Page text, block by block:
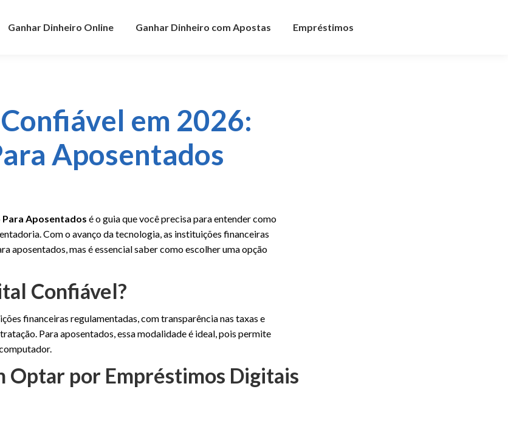
Ganhar Dinheiro Online Ganhar Dinheiro com Apostas Empréstimos
em 2026:
Aposentados
Aposentados é o guia que você precisa para entender como
Com o avanço da tecnologia, as instituições financeiras
aposentados, mas é essencial saber como escolher uma opção
Confiável?
financeiras regulamentadas, com transparência nas taxas e
Para aposentados, essa modalidade é ideal, pois permite
Optar por Empréstimos Digitais